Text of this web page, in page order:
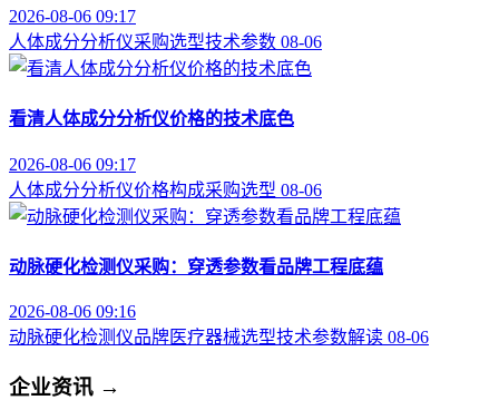
2026-08-06 09:17
人体成分分析仪采购选型技术参数 08-06
看清人体成分分析仪价格的技术底色
2026-08-06 09:17
人体成分分析仪价格构成采购选型 08-06
动脉硬化检测仪采购：穿透参数看品牌工程底蕴
2026-08-06 09:16
动脉硬化检测仪品牌医疗器械选型技术参数解读 08-06
企业资讯 →